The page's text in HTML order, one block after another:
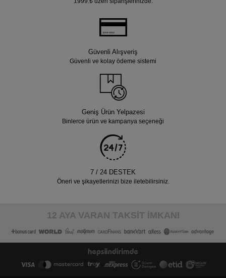
Güvenli Alışveriş
Güvenli ve kolay ödeme sistemi
Geniş Ürün Yelpazesi
Binlerce ürün ve kampanya seçeneği
7 / 24 DESTEK
Öneri ve şikayetlerinizi bize iletebilirsiniz.
12 AYA VARAN TAKSİT İMKANI